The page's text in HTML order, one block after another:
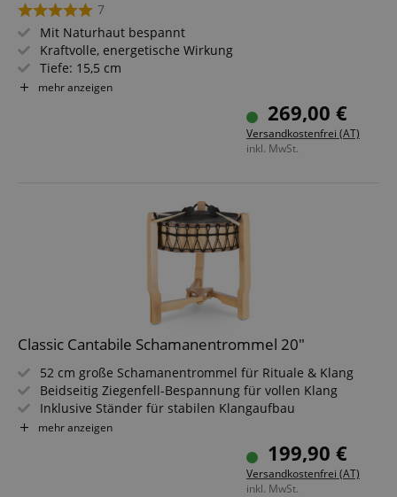
7
Mit Naturhaut bespannt
Kraftvolle, energetische Wirkung
Tiefe: 15,5 cm
Durchmesser: 36" (89 cm)
Inkl. Transporttasche und Filzkopfschlägel
mehr anzeigen
269,00 €
Versandkostenfrei (AT)
inkl. MwSt.
Classic Cantabile Schamanentrommel 20"
52 cm große Schamanentrommel für Rituale & Klang
Beidseitig Ziegenfell-Bespannung für vollen Klang
Inklusive Ständer für stabilen Klangaufbau
2 Filzschlägel für warmen, harmonischen Ton
Transporttasche mit Schultergurt für Mobilität
Ideal für Meditation, Sound Healing & Entspannung
mehr anzeigen
199,90 €
Versandkostenfrei (AT)
inkl. MwSt.